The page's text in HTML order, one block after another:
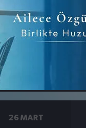
26 MART